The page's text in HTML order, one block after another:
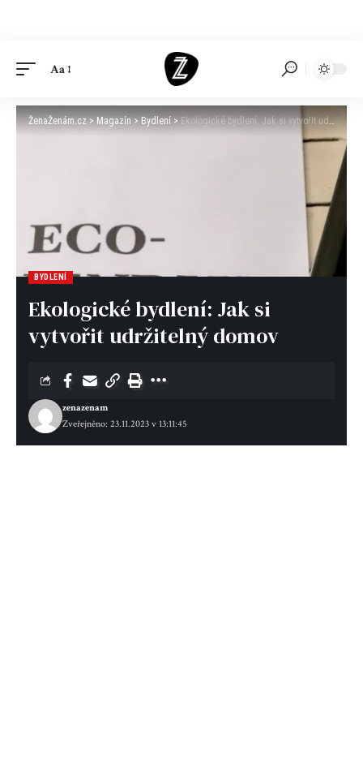
Aa
ŽenaŽenám.cz>Magazín>Bydlení>Ekologické bydlení: Jak si vytvořit udržitelný domov
BYDLENÍ
Ekologické bydlení: Jak si
vytvořit udržitelný domov
Zveřejněno: 23.11.2023 v 13:11:45
zenazenam